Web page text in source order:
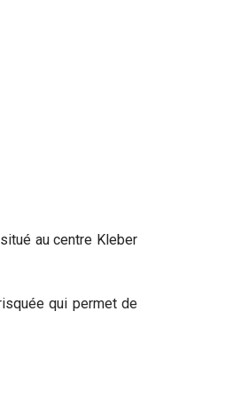
au centre Kleber
qui permet de